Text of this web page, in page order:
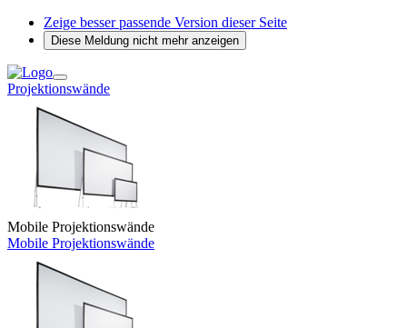
Zeige besser passende Version dieser Seite
Diese Meldung nicht mehr anzeigen
Projektionswände
Mobile Projektionswände
Mobile Projektionswände